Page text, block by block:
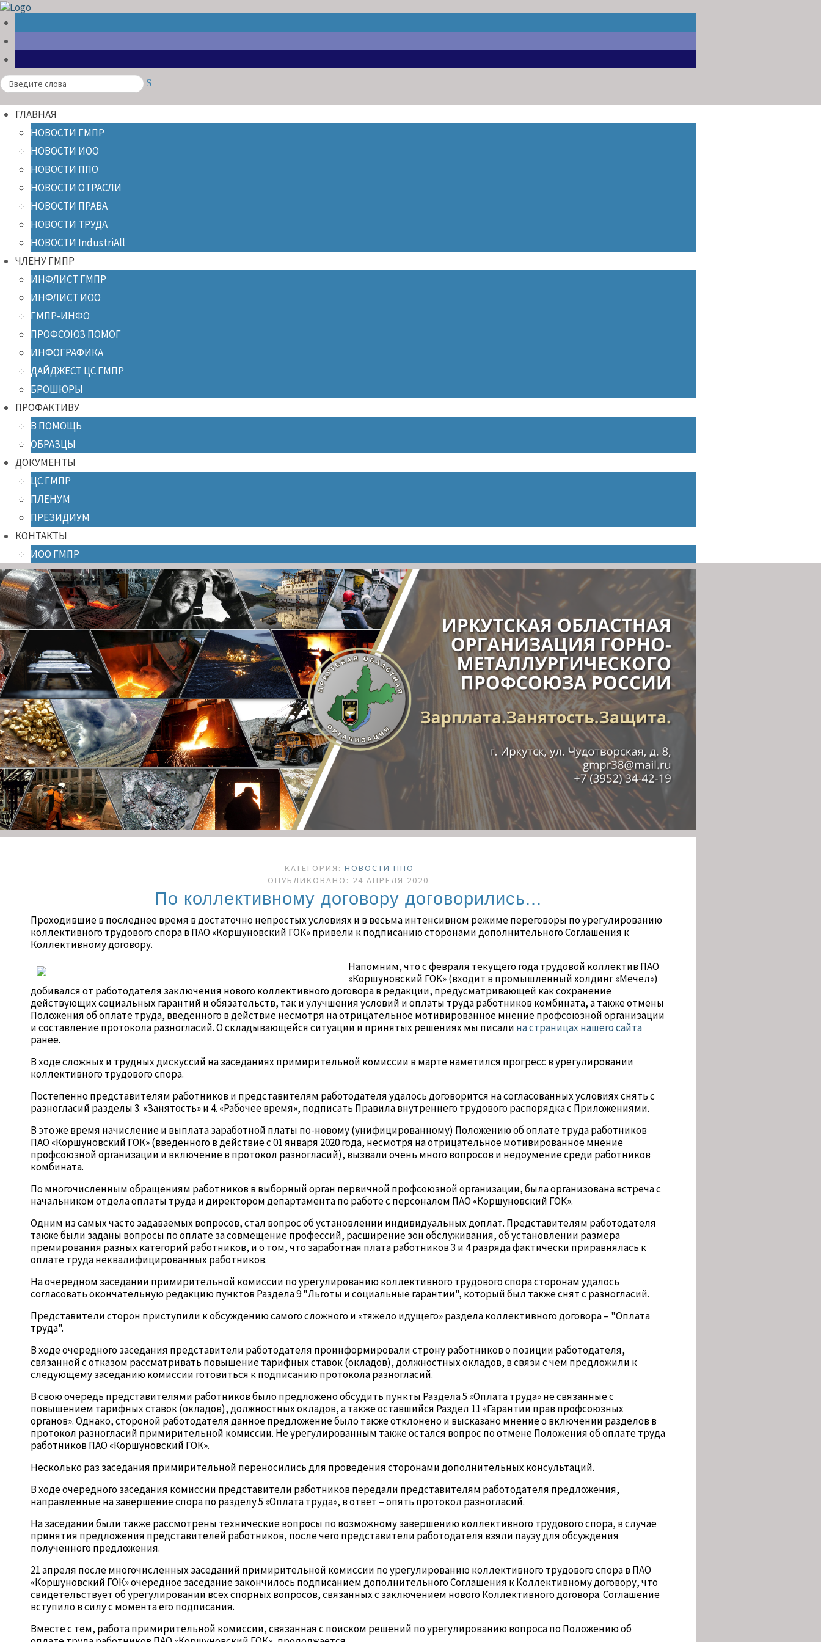
Search
ГЛАВНАЯ
НОВОСТИ ГМПР
НОВОСТИ ИОО
НОВОСТИ ППО
НОВОСТИ ОТРАСЛИ
НОВОСТИ ПРАВА
НОВОСТИ ТРУДА
НОВОСТИ IndustriAll
ЧЛЕНУ ГМПР
ИНФЛИСТ ГМПР
ИНФЛИСТ ИОО
ГМПР-ИНФО
ПРОФСОЮЗ ПОМОГ
ИНФОГРАФИКА
ДАЙДЖЕСТ ЦС ГМПР
БРОШЮРЫ
ПРОФАКТИВУ
В ПОМОЩЬ
ОБРАЗЦЫ
ДОКУМЕНТЫ
ЦС ГМПР
ПЛЕНУМ
ПРЕЗИДИУМ
КОНТАКТЫ
ИОО ГМПР
КАТЕГОРИЯ: НОВОСТИ ППО
ОПУБЛИКОВАНО: 24 АПРЕЛЯ 2020
По коллективному договору договорились...
Проходившие в последнее время в достаточно непростых условиях и в весьма интенсивном режиме переговоры по урегулированию
коллективного трудового спора в ПАО «Коршуновский ГОК» привели к подписанию сторонами дополнительного Соглашения к
Коллективному договору.
Напомним, что с февраля текущего года трудовой коллектив ПАО
«Коршуновский ГОК» (входит в промышленный холдинг «Мечел»)
добивался от работодателя заключения нового коллективного договора в редакции, предусматривающей как сохранение
действующих социальных гарантий и обязательств, так и улучшения условий и оплаты труда работников комбината, а также отмены
Положения об оплате труда, введенного в действие несмотря на отрицательное мотивированное мнение профсоюзной организации
и составление протокола разногласий. О складывающейся ситуации и принятых решениях мы писали на страницах нашего сайта
ранее.
В ходе сложных и трудных дискуссий на заседаниях примирительной комиссии в марте наметился прогресс в урегулировании
коллективного трудового спора.
Постепенно представителям работников и представителям работодателя удалось договорится на согласованных условиях снять с
разногласий разделы 3. «Занятость» и 4. «Рабочее время», подписать Правила внутреннего трудового распорядка с Приложениями.
В это же время начисление и выплата заработной платы по-новому (унифицированному) Положению об оплате труда работников
ПАО «Коршуновский ГОК» (введенного в действие с 01 января 2020 года, несмотря на отрицательное мотивированное мнение
профсоюзной организации и включение в протокол разногласий), вызвали очень много вопросов и недоумение среди работников
комбината.
По многочисленным обращениям работников в выборный орган первичной профсоюзной организации, была организована встреча с
начальником отдела оплаты труда и директором департамента по работе с персоналом ПАО «Коршуновский ГОК».
Одним из самых часто задаваемых вопросов, стал вопрос об установлении индивидуальных доплат. Представителям работодателя
также были заданы вопросы по оплате за совмещение профессий, расширение зон обслуживания, об установлении размера
премирования разных категорий работников, и о том, что заработная плата работников 3 и 4 разряда фактически приравнялась к
оплате труда неквалифицированных работников.
На очередном заседании примирительной комиссии по урегулированию коллективного трудового спора сторонам удалось
согласовать окончательную редакцию пунктов Раздела 9 "Льготы и социальные гарантии", который был также снят с разногласий.
Представители сторон приступили к обсуждению самого сложного и «тяжело идущего» раздела коллективного договора – "Оплата
труда".
В ходе очередного заседания представители работодателя проинформировали строну работников о позиции работодателя,
связанной с отказом рассматривать повышение тарифных ставок (окладов), должностных окладов, в связи с чем предложили к
следующему заседанию комиссии готовиться к подписанию протокола разногласий.
В свою очередь представителями работников было предложено обсудить пункты Раздела 5 «Оплата труда» не связанные с
повышением тарифных ставок (окладов), должностных окладов, а также оставшийся Раздел 11 «Гарантии прав профсоюзных
органов». Однако, стороной работодателя данное предложение было также отклонено и высказано мнение о включении разделов в
протокол разногласий примирительной комиссии. Не урегулированным также остался вопрос по отмене Положения об оплате труда
работников ПАО «Коршуновский ГОК».
Несколько раз заседания примирительной переносились для проведения сторонами дополнительных консультаций.
В ходе очередного заседания комиссии представители работников передали представителям работодателя предложения,
направленные на завершение спора по разделу 5 «Оплата труда», в ответ – опять протокол разногласий.
На заседании были также рассмотрены технические вопросы по возможному завершению коллективного трудового спора, в случае
принятия предложения представителей работников, после чего представители работодателя взяли паузу для обсуждения
полученного предложения.
21 апреля после многочисленных заседаний примирительной комиссии по урегулированию коллективного трудового спора в ПАО
«Коршуновский ГОК» очередное заседание закончилось подписанием дополнительного Соглашения к Коллективному договору, что
свидетельствует об урегулировании всех спорных вопросов, связанных с заключением нового Коллективного договора. Соглашение
вступило в силу с момента его подписания.
Вместе с тем, работа примирительной комиссии, связанная с поиском решений по урегулированию вопроса по Положению об